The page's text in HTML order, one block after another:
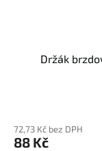
Držák
72,73 Kč bez DPH
88 Kč